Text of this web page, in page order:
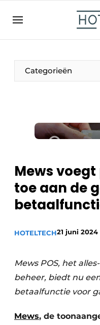
NL
FR
Categorieën
De Pen
Projecten
Housekeeping
Mews
toe aan de
HOTELTECH21 juni 2024
Mews POS, het
beheer, biedt nu
betaalfunctie voor
Mews, de